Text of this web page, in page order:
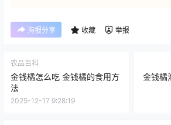
海报分享 收藏 举报
农品百科
金钱橘怎么吃 金钱橘的食用方
法
2025-12-17 9:28:19
金钱橘